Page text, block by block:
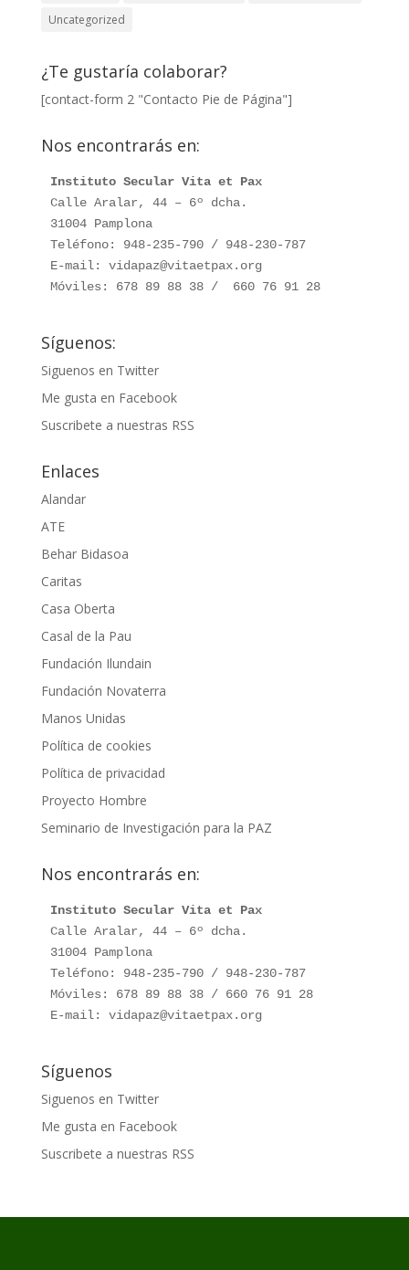
Uncategorized
¿Te gustaría colaborar?
[contact-form 2 "Contacto Pie de Página"]
Nos encontrarás en:
Instituto Secular Vita et Pax
Calle Aralar, 44 – 6º dcha.
31004 Pamplona
Teléfono: 948-235-790 / 948-230-787
E-mail: vidapaz@vitaetpax.org
Móviles: 678 89 88 38 /  660 76 91 28
Síguenos:
Siguenos en Twitter
Me gusta en Facebook
Suscribete a nuestras RSS
Enlaces
Alandar
ATE
Behar Bidasoa
Caritas
Casa Oberta
Casal de la Pau
Fundación Ilundain
Fundación Novaterra
Manos Unidas
Política de cookies
Política de privacidad
Proyecto Hombre
Seminario de Investigación para la PAZ
Nos encontrarás en:
Instituto Secular Vita et Pax
Calle Aralar, 44 – 6º dcha.
31004 Pamplona
Teléfono: 948-235-790 / 948-230-787
Móviles: 678 89 88 38 / 660 76 91 28
E-mail: vidapaz@vitaetpax.org
Síguenos
Siguenos en Twitter
Me gusta en Facebook
Suscribete a nuestras RSS